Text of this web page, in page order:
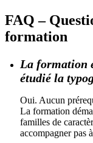
FAQ –
formation
La formation
étudié la
Oui. Aucun
La formation
familles de
accompagner pas